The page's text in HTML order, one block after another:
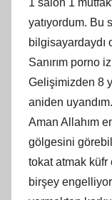
yatıyordum. Bu
bilgisayardaydı
Sanırım porno
Gelişimizden 8
aniden
Aman Allahım
gölgesini
tokat atmak küfr
birşey